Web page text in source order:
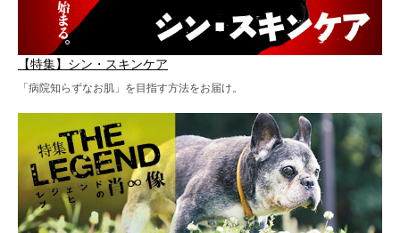
【特集】シン・スキンケア
「病院知らずなお肌」を目指す方法をお届け。